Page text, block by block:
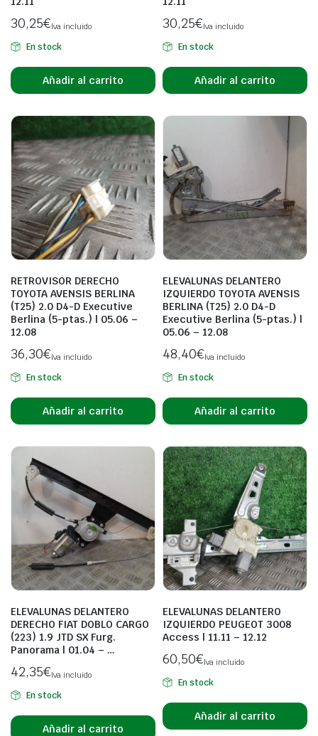
30,25€Iva incluido
En stock
Añadir al carrito
30,25€Iva incluido
En stock
Añadir al carrito
RETROVISOR DERECHO
TOYOTA AVENSIS BERLINA
(T25) 2.0 D4-D Executive
Berlina (5-ptas.) | 05.06 –
12.08
36,30€Iva incluido
En stock
Añadir al carrito
ELEVALUNAS DELANTERO
IZQUIERDO TOYOTA AVENSIS
BERLINA (T25) 2.0 D4-D
Executive Berlina (5-ptas.) |
05.06 – 12.08
48,40€Iva incluido
En stock
Añadir al carrito
ELEVALUNAS DELANTERO
DERECHO FIAT DOBLO CARGO
(223) 1.9 JTD SX Furg.
Panorama | 01.04 – …
42,35€Iva incluido
En stock
Añadir al carrito
ELEVALUNAS DELANTERO
IZQUIERDO PEUGEOT 3008
Access | 11.11 – 12.12
60,50€Iva incluido
En stock
Añadir al carrito